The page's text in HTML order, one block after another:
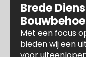
Brede
Met een focus
bieden wij een